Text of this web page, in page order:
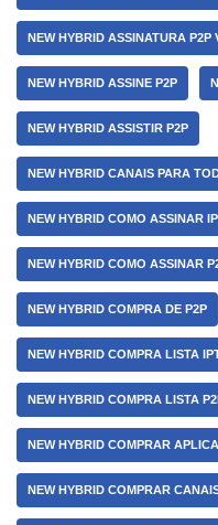
NEW HYBRID ASSINATURA P2P
NEW HYBRID ASSINE P2P
NEW HYBRID ASSISTIR P2P
NEW HYBRID CANAIS PARA
NEW HYBRID COMO ASSINAR
NEW HYBRID COMO ASSINAR
NEW HYBRID COMPRA DE P2P
NEW HYBRID COMPRA LISTA
NEW HYBRID COMPRA LISTA
NEW HYBRID COMPRAR
NEW HYBRID COMPRAR